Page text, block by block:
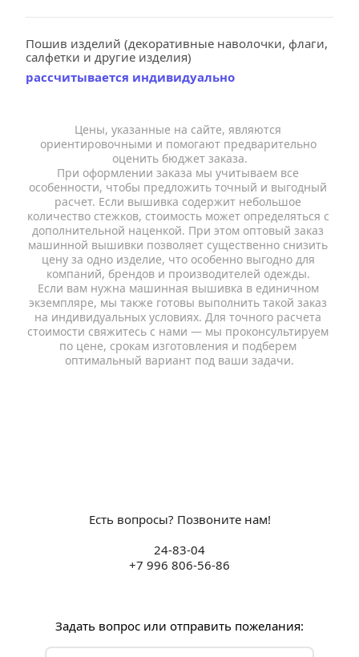
Пошив изделий (декоративные наволочки, флаги,
салфетки и другие изделия)
рассчитывается индивидуально
Цены, указанные на сайте, являются
ориентировочными и помогают предварительно
оценить бюджет заказа.
При оформлении заказа мы учитываем все
особенности, чтобы предложить точный и выгодный
расчет. Если вышивка содержит небольшое
количество стежков, стоимость может определяться с
дополнительной наценкой. При этом оптовый заказ
машинной вышивки позволяет существенно снизить
цену за одно изделие, что особенно выгодно для
компаний, брендов и производителей одежды.
Если вам нужна машинная вышивка в единичном
экземпляре, мы также готовы выполнить такой заказ
на индивидуальных условиях. Для точного расчета
стоимости свяжитесь с нами — мы проконсультируем
по цене, срокам изготовления и подберем
оптимальный вариант под ваши задачи.
Есть вопросы? Позвоните нам!
24-83-04
+7 996 806-56-86
Задать вопрос или отправить пожелания: